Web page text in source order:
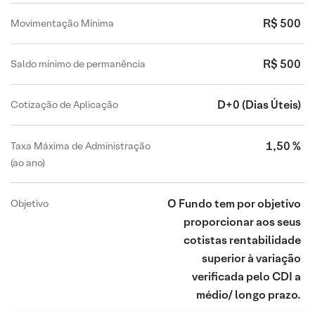
Movimentação Mínima R$ 500
Saldo mínimo de permanência R$ 500
Cotização de Aplicação D+0 (Dias Úteis)
Taxa Máxima de Administração
(ao ano)
1,50 %
Objetivo
O Fundo tem por objetivo
proporcionar aos seus
cotistas rentabilidade
superior à variação
verificada pelo CDI a
médio/ longo prazo.